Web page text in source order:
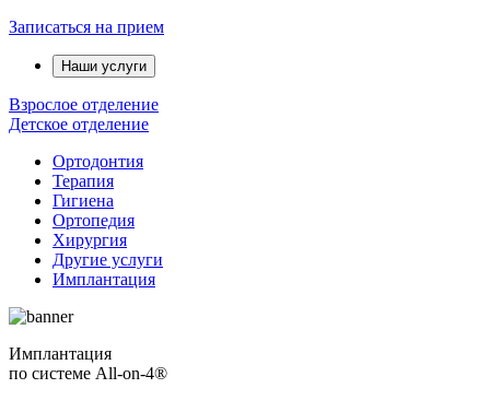
Записаться на прием
Наши услуги
Взрослое отделение
Детское отделение
Ортодонтия
Терапия
Гигиена
Ортопедия
Хирургия
Другие услуги
Имплантация
Имплантация
по системе All-on-4®